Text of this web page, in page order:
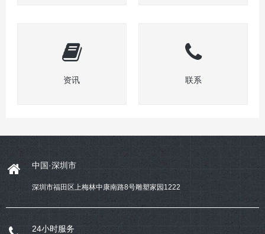
资讯 联系
中国·深圳市
深圳市福田区上梅林中康南路8号雕塑家园1222
24小时服务